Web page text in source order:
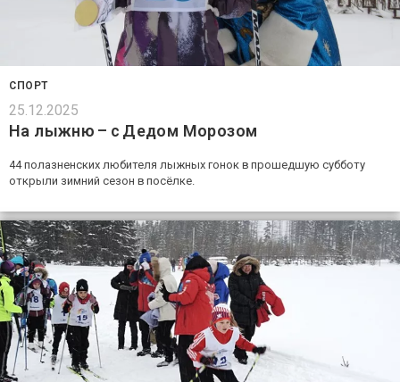
СПОРТ
25.12.2025
На лыжню – с Дедом Морозом
44 полазненских любителя лыжных гонок в прошедшую субботу
открыли зимний сезон в посёлке.